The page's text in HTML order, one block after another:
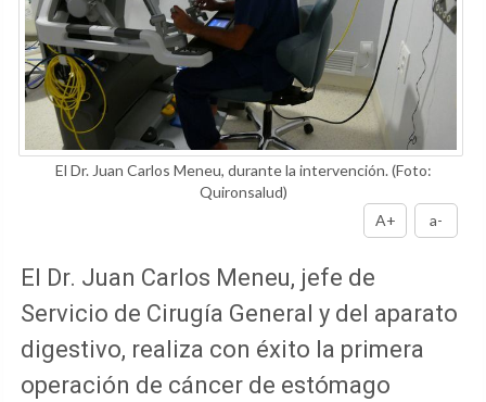
El Dr. Juan Carlos Meneu, durante la intervención.(Foto:
Quironsalud)
A+
a-
El Dr. Juan Carlos Meneu, jefe de
Servicio de Cirugía General y del aparato
digestivo, realiza con éxito la primera
operación de cáncer de estómago